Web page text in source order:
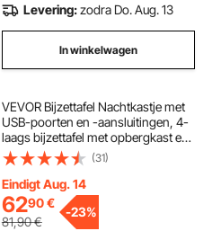
Levering:zodra Do. Aug. 13
In winkelwagen
VEVOR Bijzettafel Nachtkastje met
USB-poorten en -aansluitingen, 4-
laags bijzettafel met opbergkast en
2 lades voor woonkamer,
slaapkamer, kantoor, bruin
(31)
Eindigt Aug. 14
6290€
81,90€
-23%